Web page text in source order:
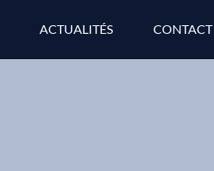
ACTUALITÉS CONTACT